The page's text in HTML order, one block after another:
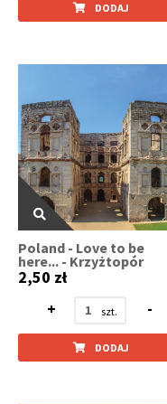
DODAJ
Poland - Love to be
here... - Krzyżtopór
2,50 zł
+
-
DODAJ